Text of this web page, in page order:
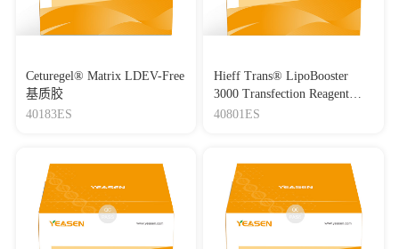
Ceturegel® Matrix LDEV-Free
基质胶
40183ES
Hieff Trans® LipoBooster
3000 Transfection Reagent
Lipo3000转染试剂
40801ES